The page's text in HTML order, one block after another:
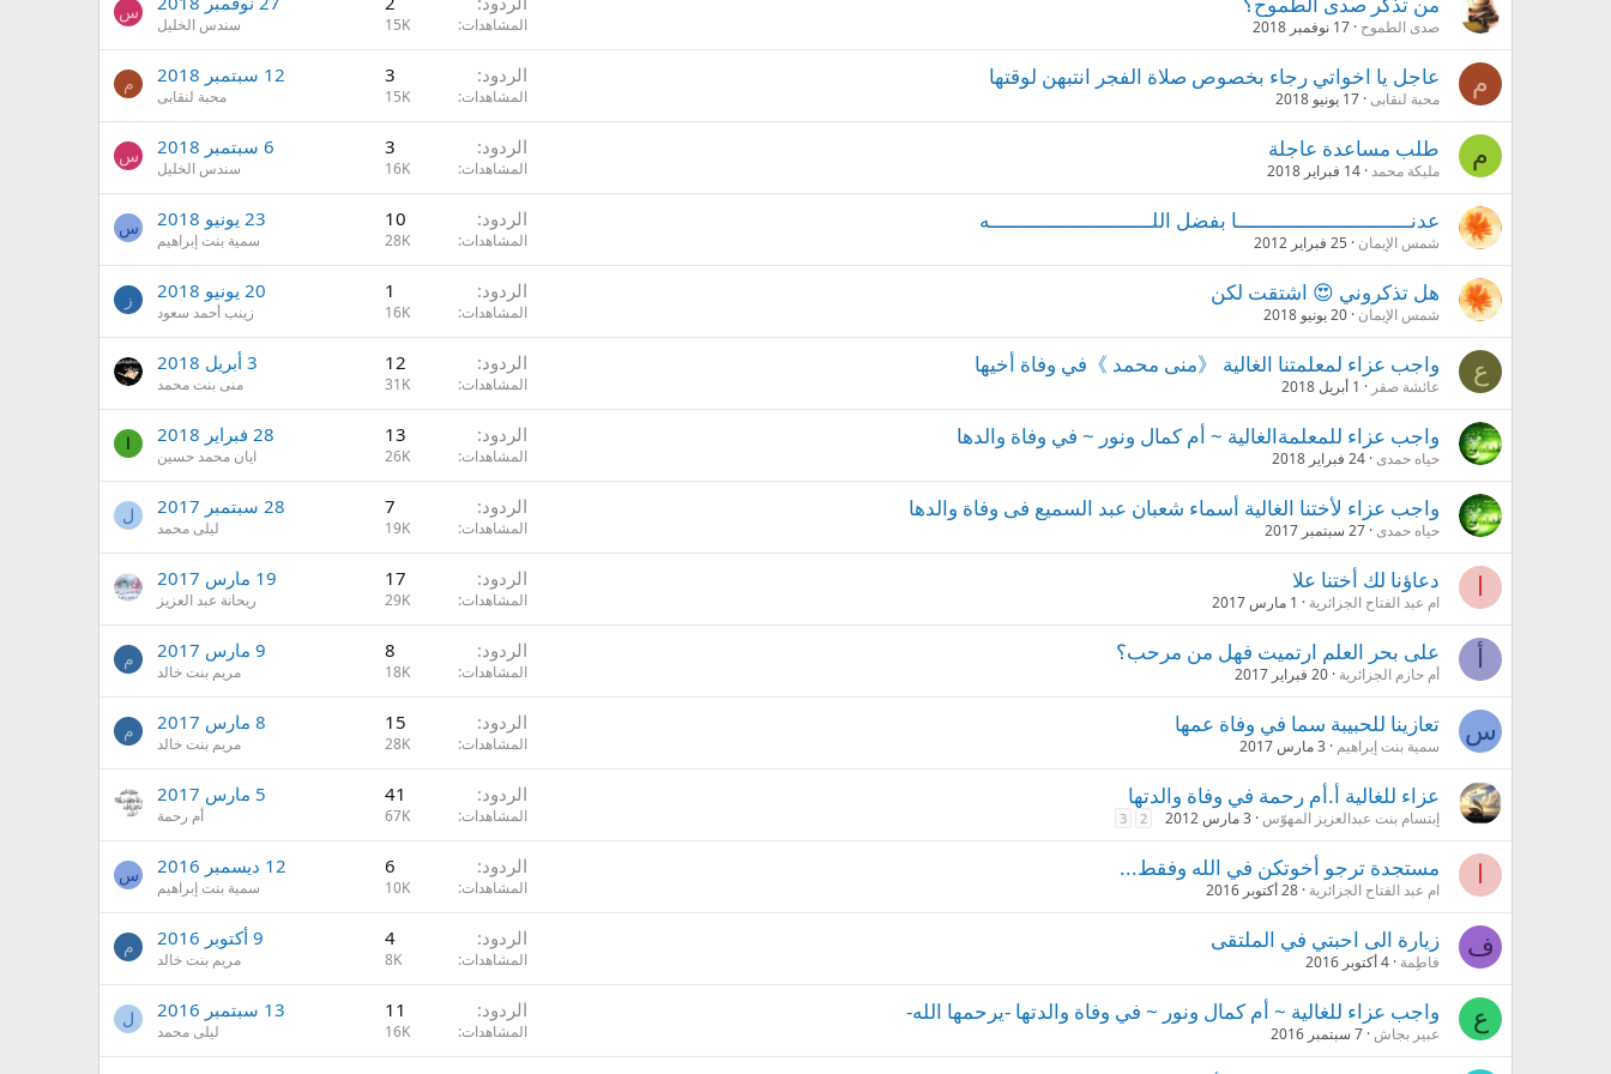
صدى الطموح 17 نوفمبر 2018 المشاهدات 15K سندس الخليل
س
م عاجل يا اخواتي رجاء بخصوص صلاة الفجر انتبهن لوقتها
محبة لنقابى 17 يونيو 2018
الردود 3
المشاهدات 15K
12 سبتمبر 2018
محبة لنقابى
م
م طلب مساعدة عاجلة
مليكة محمد 14 فبراير 2018
الردود 3
المشاهدات 16K
6 سبتمبر 2018
سندس الخليل
س
عدنـــــــــــــــــــــــــــــا بفضل اللـــــــــــــــــــــــــــه
شمس الإيمان 25 فبراير 2012
الردود 10
المشاهدات 28K
23 يونيو 2018
سمية بنت إبراهيم
س
هل تذكروني 😍 اشتقت لكن
شمس الإيمان 20 يونيو 2018
الردود 1
المشاهدات 16K
20 يونيو 2018
زينب أحمد سعود
ز
ع واجب عزاء لمعلمتنا الغالية 《منى محمد 》في وفاة أخيها
عائشة صقر 1 أبريل 2018
الردود 12
المشاهدات 31K
3 أبريل 2018
منى بنت محمد
واجب عزاء للمعلمةالغالية ~ أم كمال ونور ~ في وفاة والدها
حياه حمدى 24 فبراير 2018
الردود 13
المشاهدات 26K
28 فبراير 2018
ايان محمد حسين
ا
واجب عزاء لأختنا الغالية أسماء شعبان عبد السميع فى وفاة والدها
حياه حمدى 27 سبتمبر 2017
الردود 7
المشاهدات 19K
28 سبتمبر 2017
ليلى محمد
ل
ا دعاؤنا لك أختنا علا
ام عبد الفتاح الجزائرية 1 مارس 2017
الردود 17
المشاهدات 29K
19 مارس 2017
ريحانة عبد العزيز
أ على بحر العلم ارتميت فهل من مرحب؟
أم حازم الجزائرية 20 فبراير 2017
الردود 8
المشاهدات 18K
9 مارس 2017
مريم بنت خالد
م
س تعازينا للحبيبة سما في وفاة عمها
سمية بنت إبراهيم 3 مارس 2017
الردود 15
المشاهدات 28K
8 مارس 2017
مريم بنت خالد
م
عزاء للغالية أ.أم رحمة في وفاة والدتها
إبتسام بنت عبدالعزيز المهوّس 3 مارس 2012 2
3
الردود 41
المشاهدات 67K
5 مارس 2017
أم رحمة
ا مستجدة ترجو أخوتكن في الله وفقط...
ام عبد الفتاح الجزائرية 28 أكتوبر 2016
الردود 6
المشاهدات 10K
12 ديسمبر 2016
سمية بنت إبراهيم
س
ف زيارة الى احبتي في الملتقى
فاطِمة 4 أكتوبر 2016
الردود 4
المشاهدات 8K
9 أكتوبر 2016
مريم بنت خالد
م
ع واجب عزاء للغالية ~ أم كمال ونور ~ في وفاة والدتها -يرحمها الله-
عبير بجاش 7 سبتمبر 2016
الردود 11
المشاهدات 16K
13 سبتمبر 2016
ليلى محمد
ل